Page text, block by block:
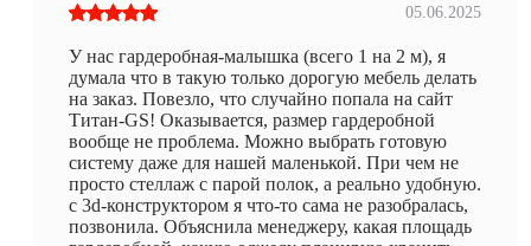
05.06.2025
У нас гардеробная-малышка (всего 1 на 2 м), я
думала что в такую только дорогую мебель делать
на заказ. Повезло, что случайно попала на сайт
Титан-GS! Оказывается, размер гардеробной
вообще не проблема. Можно выбрать готовую
систему даже для нашей маленькой. При чем не
просто стеллаж с парой полок, а реально удобную.
с 3d-конструктором я что-то сама не разобралась,
позвонила. Объяснила менеджеру, какая площадь